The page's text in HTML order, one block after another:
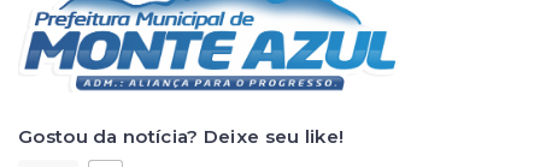
Gostou da notícia? Deixe seu like!